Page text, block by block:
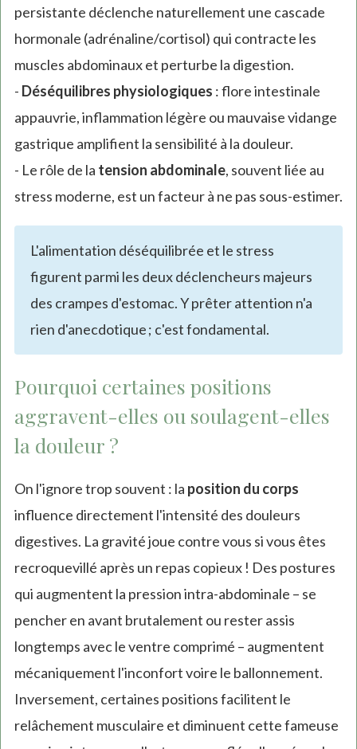
persistante déclenche naturellement une cascade
hormonale (adrénaline/cortisol) qui contracte les
muscles abdominaux et perturbe la digestion.
- Déséquilibres physiologiques : flore intestinale
appauvrie, inflammation légère ou mauvaise vidange
gastrique amplifient la sensibilité à la douleur.
- Le rôle de la tension abdominale, souvent liée au
stress moderne, est un facteur à ne pas sous-estimer.
L'alimentation déséquilibrée et le stress
figurent parmi les deux déclencheurs majeurs
des crampes d'estomac. Y prêter attention n'a
rien d'anecdotique ; c'est fondamental.
Pourquoi certaines positions
aggravent-elles ou soulagent-elles
la douleur ?
On l'ignore trop souvent : la position du corps
influence directement l'intensité des douleurs
digestives. La gravité joue contre vous si vous êtes
recroquevillé après un repas copieux ! Des postures
qui augmentent la pression intra-abdominale – se
pencher en avant brutalement ou rester assis
longtemps avec le ventre comprimé – augmentent
mécaniquement l'inconfort voire le ballonnement.
Inversement, certaines positions facilitent le
relâchement musculaire et diminuent cette fameuse